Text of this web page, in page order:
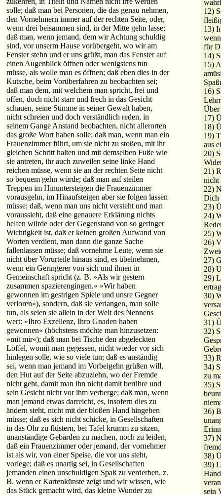
solle; daß man bei Personen, die das genau nehmen,
den Vornehmern immer auf der rechten Seite, oder,
wenn drei beisammen sind, in der Mitte gehn lasse;
daß man, wenn jemand, dem wir Achtung schuldig
sind, vor unserm Hause vorübergeht, wo wir am
Fenster stehn und er uns grüßt, man das Fenster auf
einen Augenblick öffnen oder wenigstens tun
müsse, als wolle man es öffnen; daß eben dies in der
Kutsche, beim Vorüberfahren zu beobachten sei;
daß man dem, mit welchem man spricht, frei und
offen, doch nicht starr und frech in das Gesicht
schauen, seine Stimme in seiner Gewalt haben,
nicht schreien und doch verständlich reden, in
seinem Gange Anstand beobachten, nicht allerorten
das große Wort haben solle; daß man, wenn man ein
Frauenzimmer führt, um sie nicht zu stoßen, mit ihr
gleichen Schritt halten und mit demselben Fuße wie
sie antreten, ihr auch zuweilen seine linke Hand
reichen müsse, wenn sie an der rechten Seite nicht
so bequem gehn würde; daß man auf steilen
Treppen im Hinuntersteigen die Frauenzimmer
vorausgehn, im Hinaufsteigen aber sie folgen lassen
müsse; daß, wenn man uns nicht versteht und man
voraussieht, daß eine genauere Erklärung nichts
helfen würde oder der Gegenstand von so geringer
Wichtigkeit ist, daß er keinen großen Aufwand von
Worten verdient, man dann die ganze Sache
fallenlassen müsse; daß vornehme Leute, wenn sie
nicht über Vorurteile hinaus sind, es übelnehmen,
wenn ein Geringerer von sich und ihnen in
Gemeinschaft spricht (z. B. »Als wir gestern
zusammen spazierengingen.« »Wir haben
gewonnen im gestrigen Spiele und unsre Gegner
verloren«), sondern, daß sie verlangen, man solle
tun, als seien sie allein in der Welt des Nennens
wert: »Ihro Exzellenz, Ihro Gnaden haben
gewonnen« (höchstens möchte man hinzusetzen:
»mit mir«); daß man bei Tische den abgeleckten
Löffel, womit man gegessen, nicht wieder vor sich
hinlegen solle, wie so viele tun; daß es anständig
sei, wenn man jemand im Vorbeigehn grüßen will,
den Hut auf der Seite abzuziehn, wo der Fremde
nicht geht, damit man ihn nicht damit berühre und
sein Gesicht nicht vor ihm verberge; daß man, wenn
man jemand etwas darreicht, es, insofern dies zu
ändern steht, nicht mit der bloßen Hand hingeben
müsse; daß es sich nicht schicke, in Gesellschaften
in das Ohr zu flüstern, bei Tafel krumm zu sitzen,
unanständige Gebärden zu machen, noch zu leiden,
daß ein Frauenzimmer oder jemand, der vornehmer
ist als wir, von einer Speise, die vor uns steht,
vorlege; daß es unartig sei, in Gesellschaften
jemanden einen unschuldigen Spaß zu verderben, z.
B. wenn er Kartenkünste zeigt und wir wissen, wie
das Stück gemacht wird, das kleine Wunder zu
12)
13)
für
14)
15)
16)
Über
17)
18)
19)
aus
20)
21)
nicht
22)
Dich
23)
24)
25)
26)
27)
28)
29)
30)
31)
32)
33)
34)
zu
35)
36)
37)
38)
39)
sein